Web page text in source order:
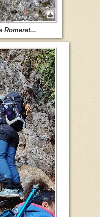
Romeret...